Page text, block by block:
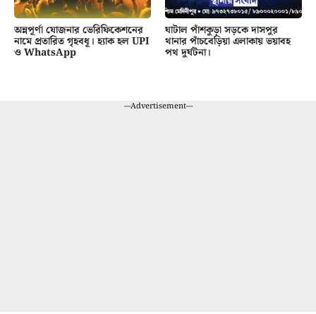
অন্নপূর্ণা যোজনার ভেরিফিকেশনের
নামে প্রতারিত গৃহবধূ। হ্যাক হল UPI
ও WhatsApp
ঘাটাল পাঁশকুড়া সড়কে দাসপুর
থানার পাঁচবেড়িয়া এলাকায় ভয়াবহ
পথ দুর্ঘটনা।
---Advertisement---